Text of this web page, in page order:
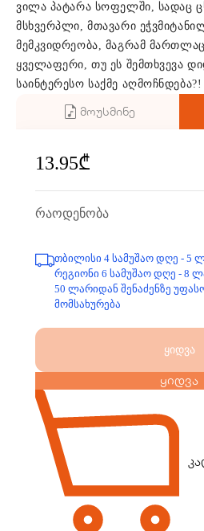
ვილა პატარა სოფელში, სადაც
მსხვერპლი, მთავარი
მემკვიდრეობა, მაგრამ
ყველაფერი, თუ ეს შემთხვევა
საინტერესო საქმე აღმოჩნდება?!
მოუსმინე
13.95₾
რაოდენობა
თბილისი 4 სამუშაო დღე - 5
რეგიონი 6 სამუშაო დღე - 8
50 ლარიდან შენაძენზე
მომსახურება
ყიდვა
ყიდვა